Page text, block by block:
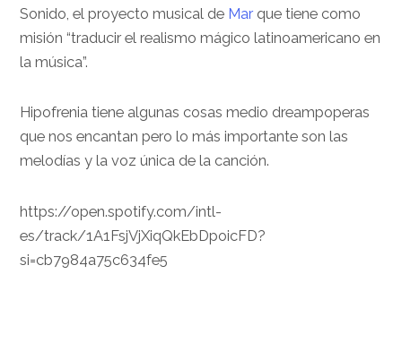
Sonido, el proyecto musical de Marque tiene como
misión “traducir el realismo mágico latinoamericano en
la música”.
Hipofrenia tiene algunas cosas medio dreampoperas
que nos encantan pero lo más importante son las
melodías y la voz única de la canción.
https://open.spotify.com/intl-
es/track/1A1FsjVjXiqQkEbDpoicFD?
si=cb7984a75c634fe5